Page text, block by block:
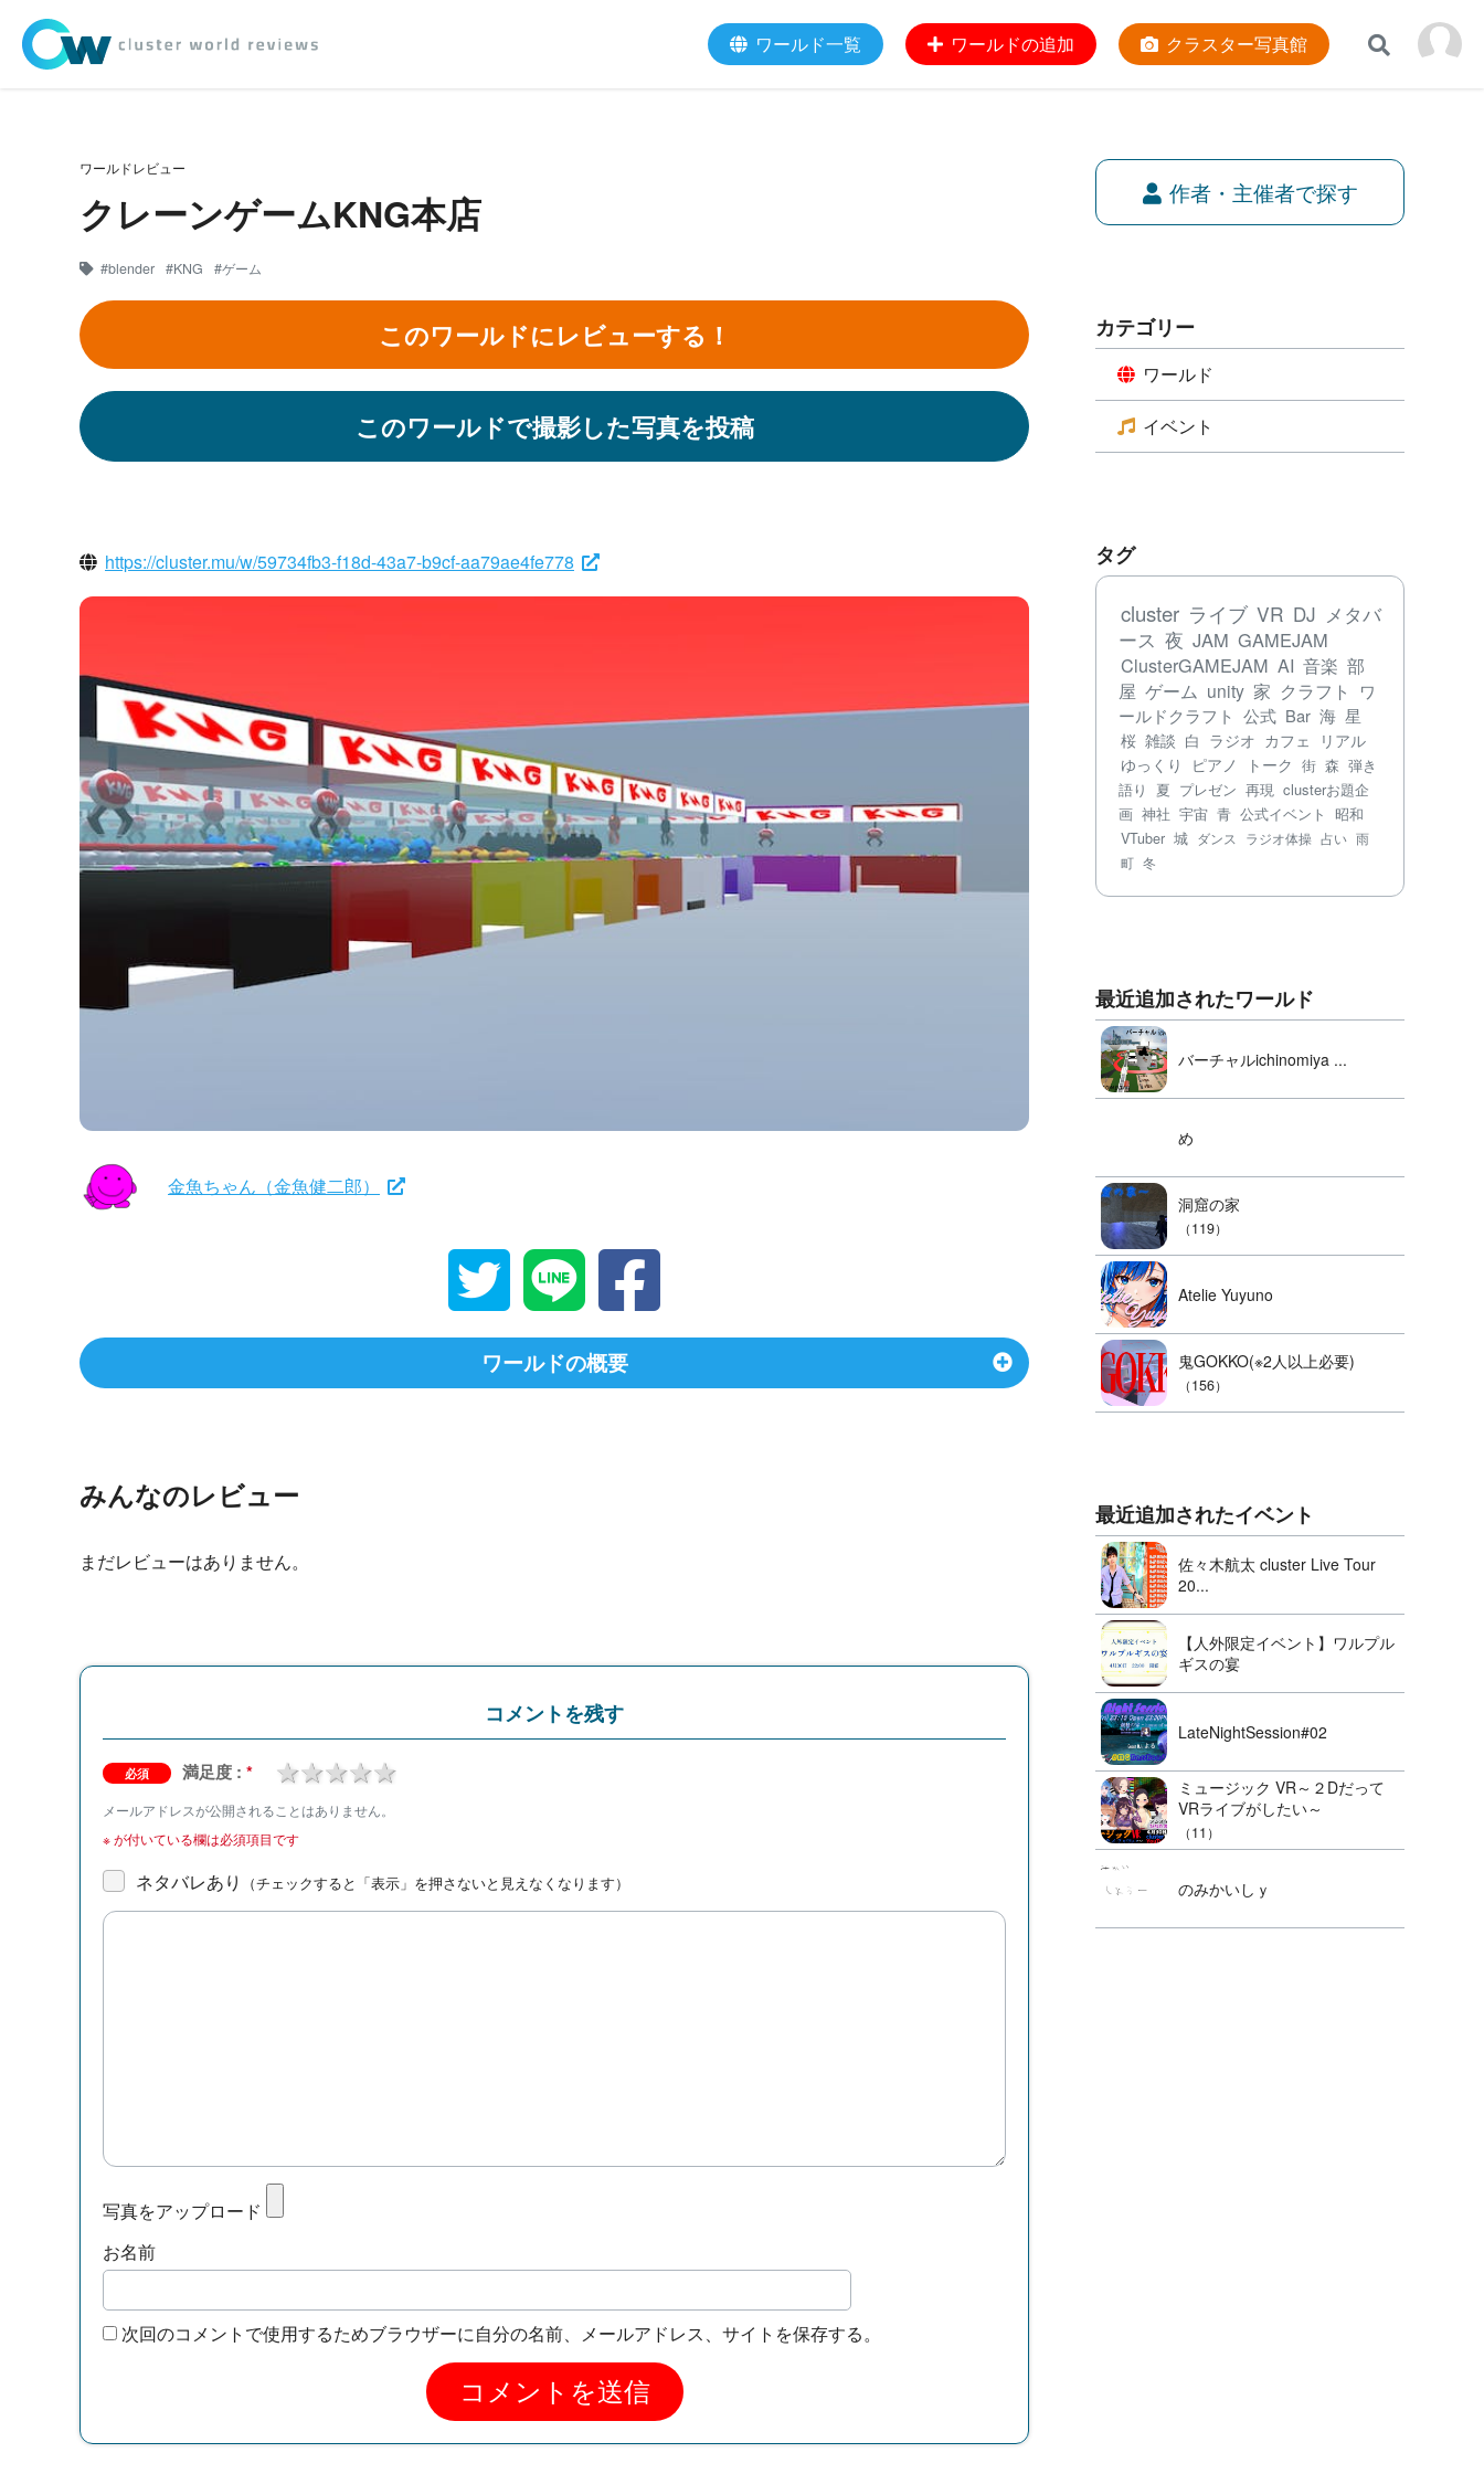
ワールド一覧 ワールドの追加 クラスター写真館
ワールドレビュー
クレーンゲームKNG本店
#blender #KNG #ゲーム
このワールドにレビューする！
このワールドで撮影した写真を投稿
https://cluster.mu/w/59734fb3-f18d-43a7-b9cf-aa79ae4fe778
金魚ちゃん（金魚健二郎）
ワールドの概要
みんなのレビュー
まだレビューはありません。
コメントを残す
必須 満足度 : * 4 stars
3 stars
2 stars
1 star
メールアドレスが公開されることはありません。
※が付いている欄は必須項目です
ネタバレあり （チェックすると「表示」を押さないと見えなくなります）
写真をアップロード
お名前
次回のコメントで使用するためブラウザーに自分の名前、メールアドレス、サイトを保存する。
作者・主催者で探す
カテゴリー
ワールド
イベント
タグ
cluster ライブ VR DJ メタバ
ース 夜 JAM GAMEJAM
ClusterGAMEJAM AI 音楽 部
屋 ゲーム unity 家 クラフト
ワ
ールドクラフト 公式 Bar 海 星
桜 雑談 白 ラジオ カフェ
リアル
ゆっくり
ピアノ トーク 街 森 弾き
語り
夏 プレゼン 再現 clusterお題企
画 神社 宇宙 青 公式イベント 昭和
VTuber 城 ダンス ラジオ体操 占い 雨
町 冬
最近追加されたワールド
バーチャルichinomiya ...
め
洞窟の家
（119）
Atelie Yuyuno
鬼GOKKO(※2人以上必要)
（156）
最近追加されたイベント
佐々木航太 cluster Live Tour
20...
【人外限定イベント】ワルプル
ギスの宴
LateNightSession#02
ミュージック VR～２Dだって
VRライブがしたい～
（11）
のみかいしｙ